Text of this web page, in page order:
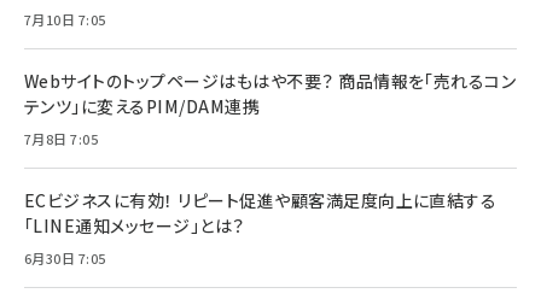
7月10日 7:05
Webサイトのトップページはもはや不要？ 商品情報を「売れるコン
テンツ」に変えるPIM/DAM連携
7月8日 7:05
ECビジネスに有効！ リピート促進や顧客満足度向上に直結する
「LINE通知メッセージ」とは？
6月30日 7:05